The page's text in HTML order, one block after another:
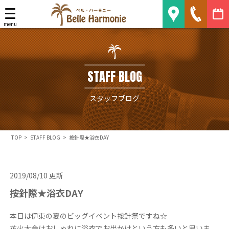
menu
STAFF BLOG
スタッフブログ
TOP > STAFF BLOG > 按針際★浴衣DAY
2019/08/10 更新
按針際★浴衣DAY
本日は伊東の夏のビッグイベント按針祭ですね☆